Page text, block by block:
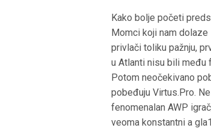
Kako bolje početi
Momci koji nam
privlači toliku pažnju,
u Atlanti nisu bili među
Potom neočekivano
pobeđuju Virtus.Pro.
fenomenalan AWP
veoma konstantni a